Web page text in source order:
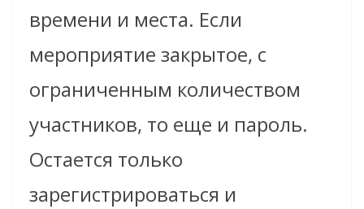
времени и места. Если
мероприятие закрытое, с
ограниченным количеством
участников, то еще и пароль.
Остается только
зарегистрироваться и